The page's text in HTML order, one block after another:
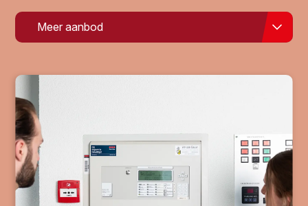
Meer aanbod